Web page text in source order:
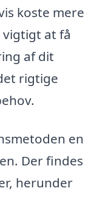
koste mere
at få
af dit
rigtige
en
Der findes
herunder